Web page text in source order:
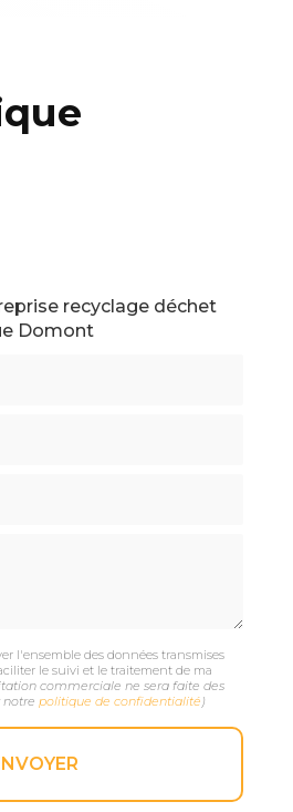
recyclage déchet
Domont
l'ensemble des données transmises
le suivi et le traitement de ma
commerciale ne sera faite des
notre politique de confidentialité )